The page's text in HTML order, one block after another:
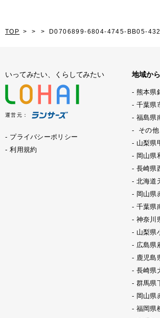
TOP D0706899-6804-4745-BB05-
いってみたい、くらしてみたい
運営元：
プライバシーポリシー
利用規約
地域か
熊本県
千葉県
福島県
その他
山梨県
岡山県
長崎県
北海道
岡山県
千葉県
神奈川
山梨県
広島県
鹿児島
長崎県
群馬県
岡山県
福岡県